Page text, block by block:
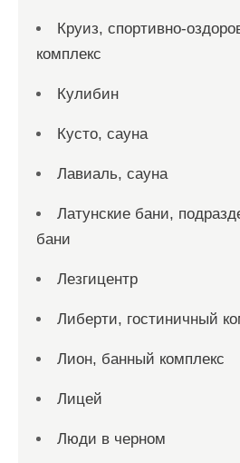
Круиз, спортивно-
комплекс
Кулибин
Кусто, сауна
Лавиаль, сауна
Латунские бани,
бани
Лезгицентр
Либерти, гостиничный
Лион, банный комплекс
Лицей
Люди в черном